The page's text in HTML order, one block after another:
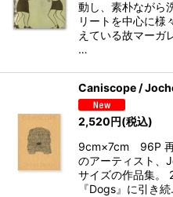
動し、素朴ながら
リートを中心に様
えている故マーガ
…
Caniscope /
2,520円(税込)
9cm×7cm 96P 再
のアーティスト、
サイズの作品集。
『Dogs』に引き